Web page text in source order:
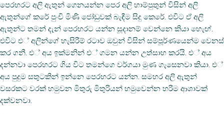
පෙරහරට අලි ඇතුන් ගෙනයන්න පෙර අලි හාම්පුතුන් විසින් අලි
ඇතුන්ගේ කරේ පුංචි මිණි ජෝඩුවක් බැඳීම සිදු කෙරේ. එවිට ඒ අලි
ඇතුන්ට තමන් දැන් පෙරහරට යන්න සූදානම් වෙන්නෙ කියා හැෙඟ්.
එවිට එ් අලින්ගේ හැසිරීම් රටාව ඔවුන් විසින් සම්පූර්ණයෙන්ම වෙනස්
කර ගනී. එ් අය ඉක්මනින් එ් ගමන යන්න උත්සාහ කරයි. එ් අය
දන්නවා පෙරහරට ගිය විට තමන්ගෙ වර්ගයා මුණ ගැසෙනවා කියා. එ්
අය පුදුම සතුටකින් ඉන්නෙ පෙරහරට යන්න. සමහර අලි ඇතුන්
වසරකට වරක් හමුවන මිතුරු මිතුරියන් හමුවෙන්න හරිම ආශාවක්
දක්වනවා.